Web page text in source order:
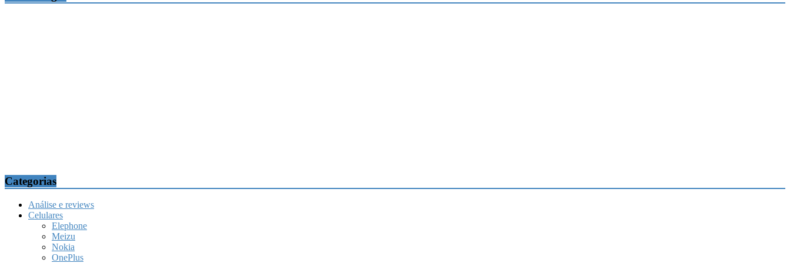
Categorias
Análise e reviews
Celulares
Elephone
Meizu
Nokia
OnePlus